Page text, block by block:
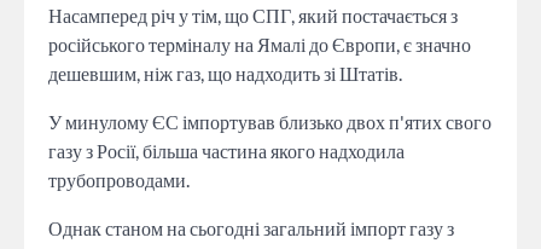
Насамперед річ у тім, що СПГ, який постачається з
російського терміналу на Ямалі до Європи, є значно
дешевшим, ніж газ, що надходить зі Штатів.
У минулому ЄС імпортував близько двох п'ятих свого
газу з Росії, більша частина якого надходила
трубопроводами.
Однак станом на сьогодні загальний імпорт газу з